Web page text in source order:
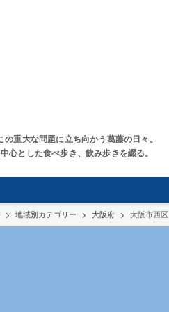
重大な問題に立ち向かう葛藤の日々。
心とした食べ歩き、飲み歩きを綴る。
地域別カテゴリー 大阪府 大阪市西区